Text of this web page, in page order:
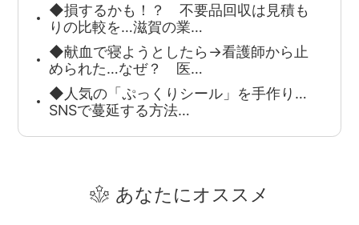
◆損するかも！？ 不要品回収は見積も
りの比較を…滋賀の業…
◆献血で寝ようとしたら→看護師から止
められた…なぜ？ 医…
◆人気の「ぷっくりシール」を手作り…
SNSで蔓延する方法…
あなたにオススメ